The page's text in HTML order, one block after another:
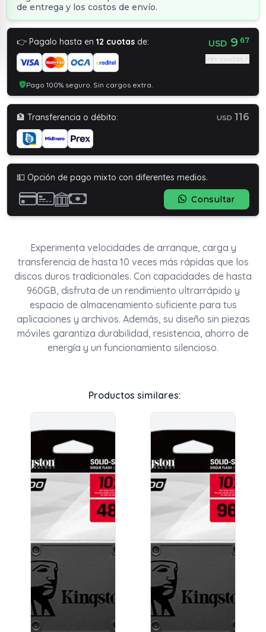
de entrega y los costos de envío.
👉 Pagalo hasta en12 cuotas de:
Pago 100% seguro. Sin cargos extra.
USD 9 67
Ver cuotas
🏦 Transferencia o débito: USD 116
💵 Opción de pago mixto con diferentes medios.
Consultar
Experimenta velocidades de arranque, carga y
transferencia de hasta 10 veces más rápidas que los
discos duros tradicionales. Con capacidades de hasta
960GB, disfruta de un rendimiento ultrarrápido y
espacio de almacenamiento suficiente para tus
aplicaciones y archivos. Además, su diseño sin piezas
móviles garantiza durabilidad, resistencia, ahorro de
energía y un funcionamiento silencioso.
Productos similares: